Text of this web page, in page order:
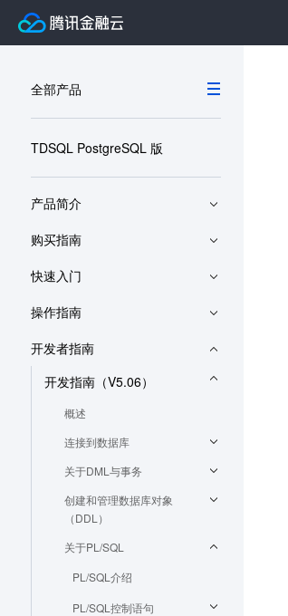
全部产品
TDSQL PostgreSQL 版
产品简介
购买指南
快速入门
操作指南
开发者指南
开发指南（V5.06）
概述
连接到数据库
关于DML与事务
创建和管理数据库对象
（DDL）
关于PL/SQL
PL/SQL介绍
PL/SQL控制语句